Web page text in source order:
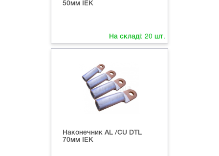
50мм IEK
На складі: 20 шт.
Наконечник AL /CU DTL
70мм IEK